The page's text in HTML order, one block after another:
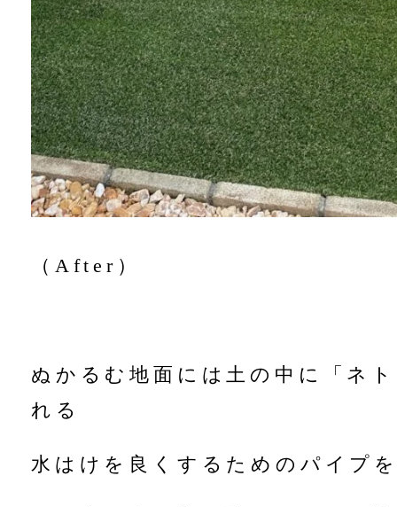
（After）
ぬかるむ地面には土の中に「ネ
れる
水はけを良くするためのパイプ